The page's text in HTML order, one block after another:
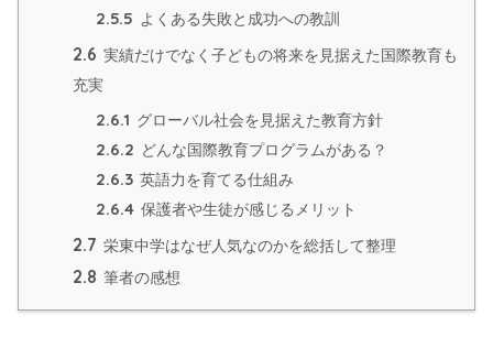
2.5.5 よくある失敗と成功への教訓
2.6 実績だけでなく子どもの将来を見据えた国際教育も
充実
2.6.1 グローバル社会を見据えた教育方針
2.6.2 どんな国際教育プログラムがある？
2.6.3 英語力を育てる仕組み
2.6.4 保護者や生徒が感じるメリット
2.7 栄東中学はなぜ人気なのかを総括して整理
2.8 筆者の感想